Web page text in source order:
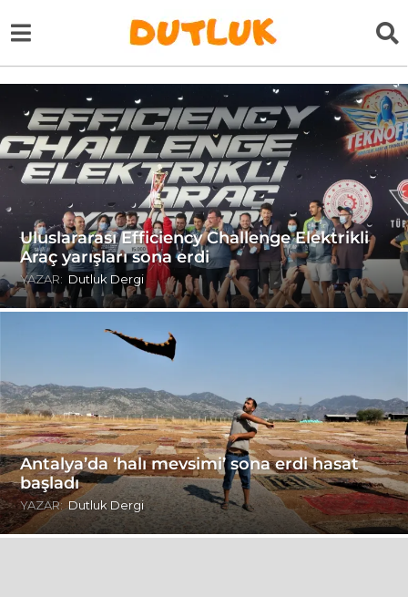
Uluslararası Efficiency Challenge Elektrikli
Araç yarışları sona erdi
YAZAR: Dutluk Dergi
Antalya’da ‘halı mevsimi’ sona erdi hasat
başladı
YAZAR: Dutluk Dergi